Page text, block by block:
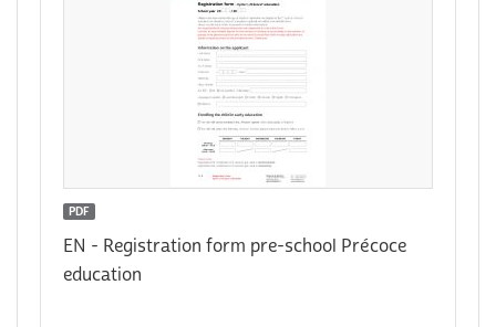
PDF
EN - Registration form pre-school Précoce
education